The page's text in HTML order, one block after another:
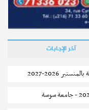
آخر الإجابات
2026-2027